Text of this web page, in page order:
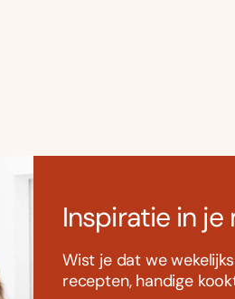
Inspiratie in je
Wist je dat we
recepten, handige